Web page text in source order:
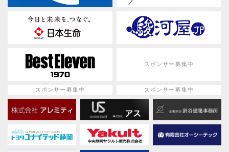
スポンサー募集中
スポンサー募集中 スポンサー募集中